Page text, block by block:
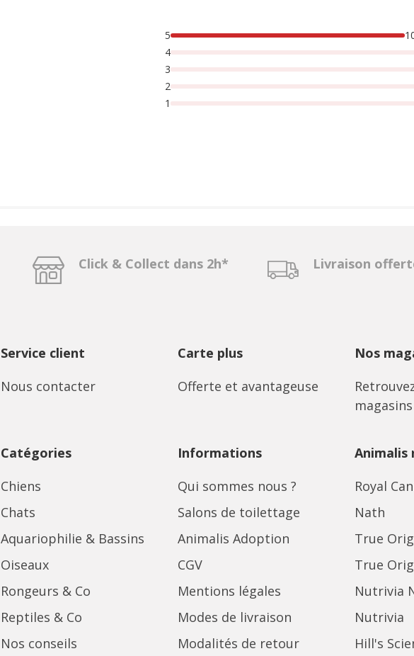
5
4
3
2
1
Click & Collect dans 2h* Livraison
Service client
Nous contacter
Carte plus
Offerte et avantageuse
Nos
magasins
Catégories
Chiens
Chats
Aquariophilie & Bassins
Oiseaux
Rongeurs & Co
Reptiles & Co
Nos conseils
Informations
Qui sommes nous ?
Salons de toilettage
Animalis Adoption
CGV
Mentions légales
Modes de livraison
Modalités de retour
Animalis
Royal
Nath
True
True
Nutrivia
Nutrivia
Hill's